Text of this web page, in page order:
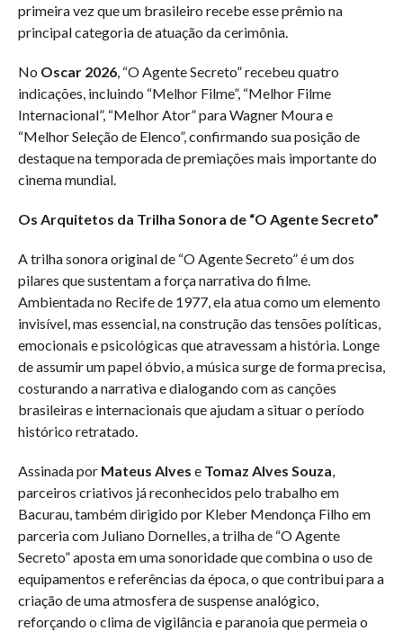
primeira vez que um brasileiro recebe esse prêmio na
principal categoria de atuação da cerimônia.
No Oscar 2026, “O Agente Secreto” recebeu quatro
indicações, incluindo “Melhor Filme”, “Melhor Filme
Internacional”, “Melhor Ator” para Wagner Moura e
“Melhor Seleção de Elenco”, confirmando sua posição de
destaque na temporada de premiações mais importante do
cinema mundial.
Os Arquitetos da Trilha Sonora de “O Agente Secreto”
A trilha sonora original de “O Agente Secreto” é um dos
pilares que sustentam a força narrativa do filme.
Ambientada no Recife de 1977, ela atua como um elemento
invisível, mas essencial, na construção das tensões políticas,
emocionais e psicológicas que atravessam a história. Longe
de assumir um papel óbvio, a música surge de forma precisa,
costurando a narrativa e dialogando com as canções
brasileiras e internacionais que ajudam a situar o período
histórico retratado.
Assinada por Mateus Alves e Tomaz Alves Souza
parceiros criativos já reconhecidos pelo trabalho em
Bacurau, também dirigido por Kleber Mendonça Filho em
parceria com Juliano Dornelles, a trilha de “O Agente
Secreto” aposta em uma sonoridade que combina o uso de
equipamentos e referências da época, o que contribui para a
criação de uma atmosfera de suspense analógico,
reforçando o clima de vigilância e paranoia que permeia o